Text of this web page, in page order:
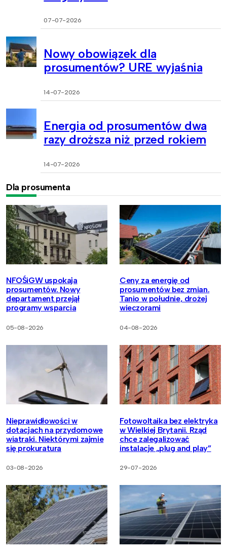
07-07-2026
Nowy obowiązek dla
prosumentów? URE wyjaśnia
14-07-2026
Energia od prosumentów dwa
razy droższa niż przed rokiem
14-07-2026
Dla prosumenta
NFOŚiGW uspokaja
prosumentów. Nowy
departament przejął
programy wsparcia
05-08-2026
Ceny za energię od
prosumentów bez zmian.
Tanio w południe, drożej
wieczorami
04-08-2026
Nieprawidłowości w
dotacjach na przydomowe
wiatraki. Niektórymi zajmie
się prokuratura
03-08-2026
Fotowoltaika bez elektryka
w Wielkiej Brytanii. Rząd
chce zalegalizować
instalacje „plug and play”
29-07-2026